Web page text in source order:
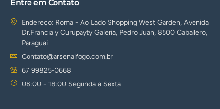
Entre em Contato
Endereço: Roma - Ao Lado Shopping West Garden, Avenida
Dr.Francia y Curupayty Galeria, Pedro Juan, 8500 Caballero,
Paraguai
Contato@arsenalfogo.com.br
67 99825-0668
08:00 - 18:00 Segunda a Sexta